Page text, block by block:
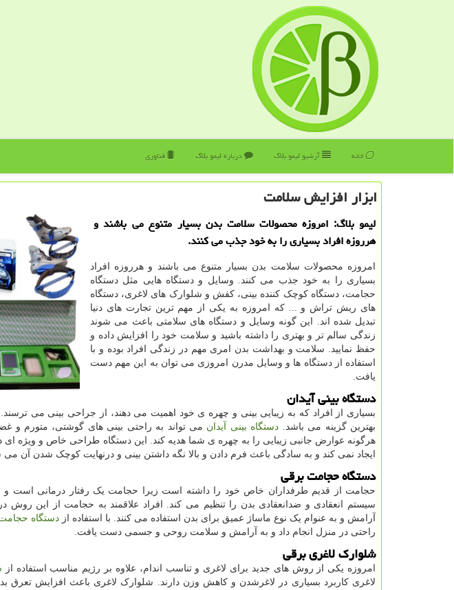
خانه آرشیو لیمو بلاگ درباره لیمو بلاگ فناوری
ابزار افزایش سلامت
لیمو بلاگ: امروزه محصولات سلامت بدن بسیار متنوع می باشند و
هرروزه افراد بسیاری را به خود جذب می كنند.
امروزه محصولات سلامت بدن بسیار متنوع می باشند و هرروزه افراد
بسیاری را به خود جذب می کنند. وسایل و دستگاه هایی مثل دستگاه
حجامت، دستگاه کوچک کننده بینی، کفش و شلوارک های لاغری، دستگاه
های ریش تراش و ... که امروزه به یکی از مهم ترین تجارت های دنیا
تبدیل شده اند. این گونه وسایل و دستگاه های سلامتی باعث می شوند
زندگی سالم تر و بهتری را داشته باشید و سلامت خود را افزایش داده و
حفظ نمایید. سلامت و بهداشت بدن امری مهم در زندگی افراد بوده و با
استفاده از دستگاه ها و وسایل مدرن امروزی می توان به این مهم دست
یافت.
دستگاه بینی آیدان
بسیاری از افراد که به زیبایی بینی و چهره ی خود اهمیت می دهند، از جراحی بینی می ترسند.
بهترین گزینه می باشد. دستگاه بینی آیدان می تواند به راحتی بینی های گوشتی، متورم و
هرگونه عوارض جانبی زیبایی را به چهره ی شما هدیه کند. این دستگاه طراحی خاص و ویژه ای
ایجاد نمی کند و به سادگی باعث فرم دادن و بالا نگه داشتن بینی و درنهایت کوچک شدن آن
دستگاه حجامت برقی
حجامت از قدیم طرفداران خاص خود را داشته است زیرا حجامت یک رفتار درمانی است
سیستم انعقادی و ضدانعقادی بدن را تنظیم می کند. افراد علاقمند به حجامت از این روش
آرامش و به عنوام یک نوع ماساژ عمیق برای بدن استفاده می کنند. با استفاده از دستگاه
راحتی در منزل انجام داد و به آرامش و سلامت روحی و جسمی دست یافت.
شلوارک لاغری برقی
امروزه یکی از روش های جدید برای لاغری و تناسب اندام، علاوه بر رژیم مناسب استفاده از
لاغری کاربرد بسیاری در لاغرشدن و کاهش وزن دارند. شلوارک لاغری باعث افزایش